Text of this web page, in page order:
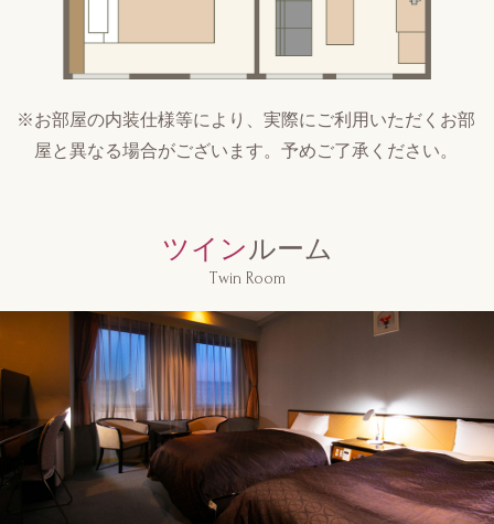
※お部屋の内装仕様等により、実際にご利用いただくお部
屋と異なる場合がございます。予めご了承ください。
ツイン ルーム
Twin Room